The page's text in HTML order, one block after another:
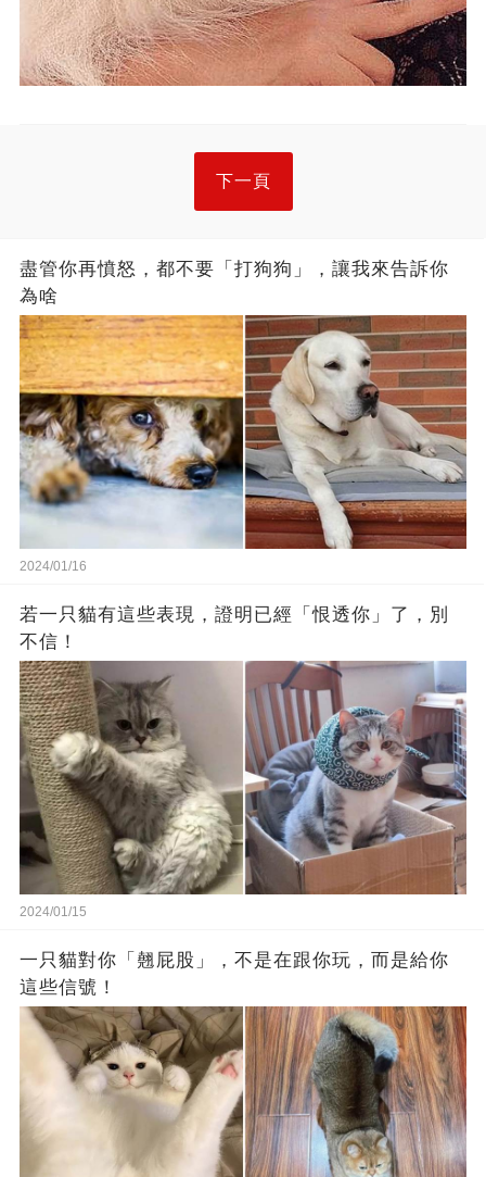
下一頁
盡管你再憤怒，都不要「打狗狗」，讓我來告訴你
為啥
2024/01/16
若一只貓有這些表現，證明已經「恨透你」了，別
不信！
2024/01/15
一只貓對你「翹屁股」，不是在跟你玩，而是給你
這些信號！